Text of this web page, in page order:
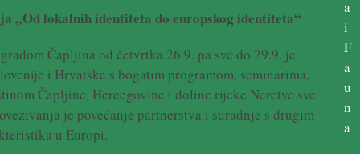
„Od lokalnih identiteta do europskog identiteta“
Čapljina od četvrtka 26.9. pa sve do 29.9. je
i Hrvatske s bogatim programom, seminarima,
Čapljine, Hercegovine i doline rijeke Neretve sve
je povećanje partnerstva i suradnje s drugim
u Europi.
a
i
F
a
u
n
a